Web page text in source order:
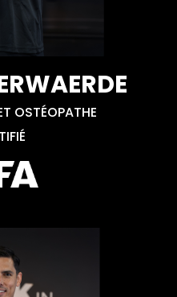
OSTÉOPATHE